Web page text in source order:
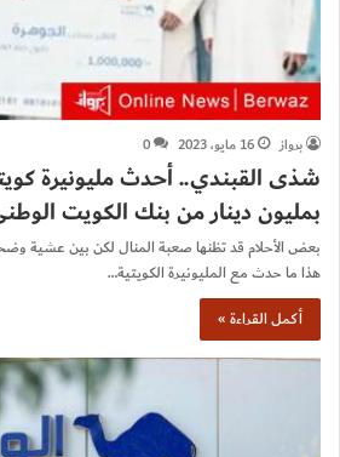
برواز
16 مايو، 2023 0
شذى القبندي.. أحدث مليونيرة
بمليون دينار من بنك الكويت
بعض الأحلام قد تظنها صعبة المنال لكن بين عشية
هذا ما حدث مع المليونيرة الكويتية…
أكمل القراءة »